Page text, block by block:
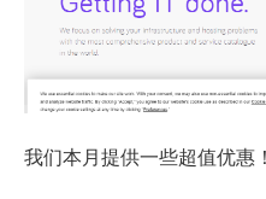
我们本月提供一些超值优惠！